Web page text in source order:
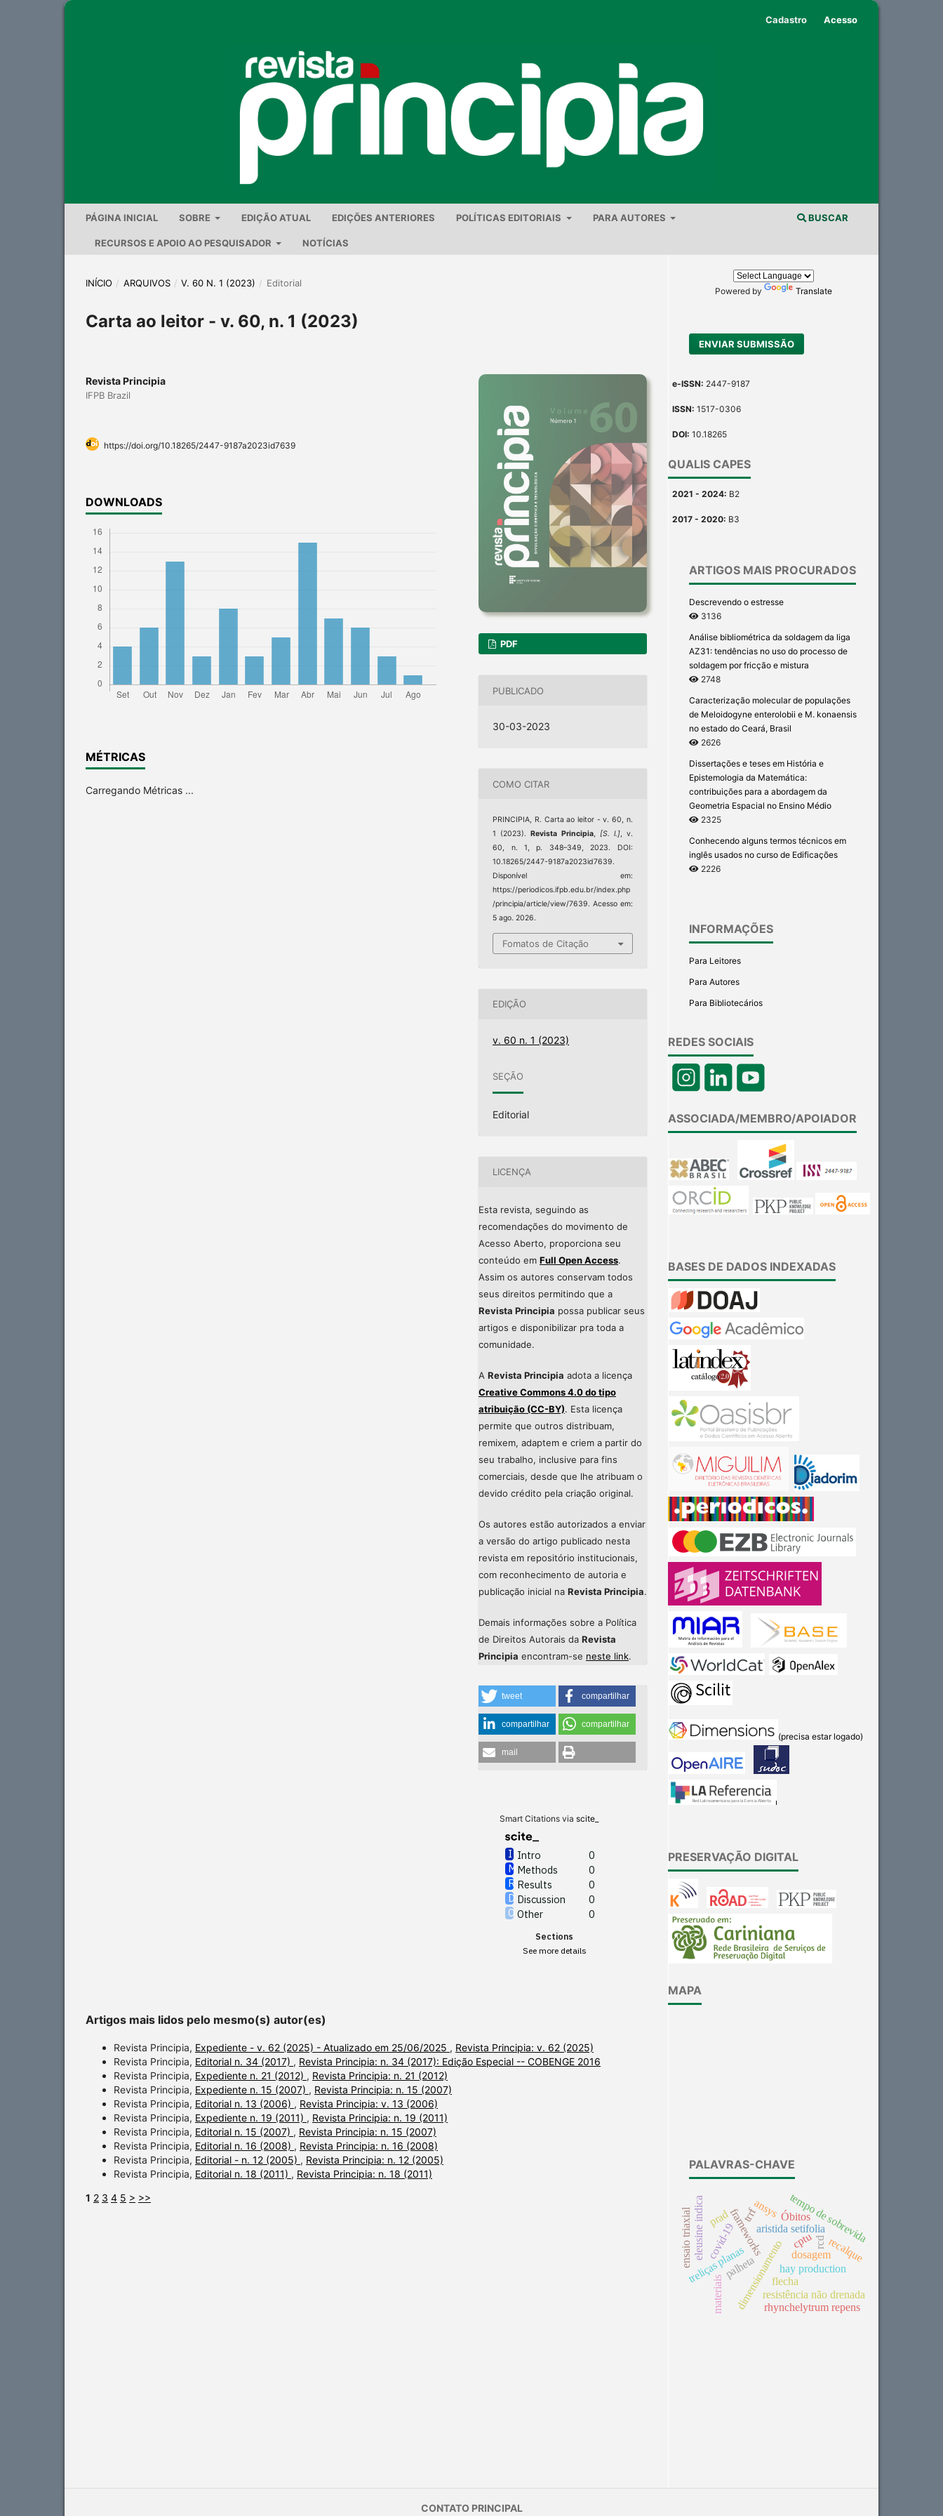
PÁGINA INICIAL SOBRE EDIÇÃO ATUAL EDIÇÕES ANTERIORES POLÍTICAS EDITORIAIS PARA AUTORES
RECURSOS E APOIO AO PESQUISADOR NOTÍCIAS
BUSCAR
Cadastro Acesso
INÍCIO / ARQUIVOS / V. 60 N. 1 (2023) / Editorial
Carta ao leitor - v. 60, n. 1 (2023)
Revista Principia
IFPB Brazil
https://doi.org/10.18265/2447-9187a2023id7639
DOWNLOADS
MÉTRICAS
Carregando Métricas ...
PDF
PUBLICADO
30-03-2023
COMO CITAR
PRINCIPIA, R. Carta ao leitor - v. 60, n.
1 (2023).Revista Principia, [S. l.], v.
60, n. 1, p. 348–349, 2023. DOI:
10.18265/2447-9187a2023id7639.
Disponível em:
https://periodicos.ifpb.edu.br/index.php
/principia/article/view/7639. Acesso em:
5 ago. 2026.
Fomatos de Citação
EDIÇÃO
v. 60 n. 1 (2023)
SEÇÃO
Editorial
LICENÇA
Esta revista, seguindo as
recomendações do movimento de
Acesso Aberto, proporciona seu
conteúdo em Full Open Access.
Assim os autores conservam todos
seus direitos permitindo que a
Revista Principia possa publicar seus
artigos e disponibilizar pra toda a
comunidade.
A Revista Principia adota a licença
Creative Commons 4.0 do tipo
atribuição (CC-BY). Esta licença
permite que outros distribuam,
remixem, adaptem e criem a partir do
seu trabalho, inclusive para fins
comerciais, desde que lhe atribuam o
devido crédito pela criação original.
Os autores estão autorizados a enviar
a versão do artigo publicado nesta
revista em repositório institucionais,
com reconhecimento de autoria e
publicação inicial na Revista Principia.
Demais informações sobre a Política
de Direitos Autorais da Revista
Principia encontram-se neste link.
tweet compartilhar
compartilhar compartilhar
mail
Smart Citations via scite_
Intro
0
Methods
0
Results
0
Discussion
0
Other
0
Sections
See more details
0
Methods
0
Results
0
Discussion
0
scite.ai
Scite shows how a scientific
paper has been cited by
providing the context of the
describing whether it
supports, mentions, or
Artigos mais lidos pelo mesmo(s) autor(es)
Revista Principia, Expediente - v. 62 (2025) - Atualizado em 25/06/2025 , Revista Principia: v. 62 (2025)
Revista Principia, Editorial n. 34 (2017) , Revista Principia: n. 34 (2017): Edição Especial -- COBENGE 2016
Revista Principia, Expediente n. 21 (2012) , Revista Principia: n. 21 (2012)
Revista Principia, Expediente n. 15 (2007) , Revista Principia: n. 15 (2007)
Revista Principia, Editorial n. 13 (2006) , Revista Principia: v. 13 (2006)
Revista Principia, Expediente n. 19 (2011) , Revista Principia: n. 19 (2011)
Revista Principia, Editorial n. 15 (2007) , Revista Principia: n. 15 (2007)
Revista Principia, Editorial n. 16 (2008) , Revista Principia: n. 16 (2008)
Revista Principia, Editorial - n. 12 (2005) , Revista Principia: n. 12 (2005)
Revista Principia, Editorial n. 18 (2011) , Revista Principia: n. 18 (2011)
1 2 3 4 5 > >>
Powered by Translate
ENVIAR SUBMISSÃO
e-ISSN: 2447-9187
ISSN: 1517-0306
DOI: 10.18265
QUALIS CAPES
2021 - 2024: B2
2017 - 2020: B3
ARTIGOS MAIS PROCURADOS
Descrevendo o estresse
3136
Análise bibliométrica da soldagem da liga
AZ31: tendências no uso do processo de
soldagem por fricção e mistura
2748
Caracterização molecular de populações
de Meloidogyne enterolobii e M. konaensis
no estado do Ceará, Brasil
2626
Dissertações e teses em História e
Epistemologia da Matemática:
contribuições para a abordagem da
Geometria Espacial no Ensino Médio
2325
Conhecendo alguns termos técnicos em
inglês usados no curso de Edificações
2226
INFORMAÇÕES
Para Leitores
Para Autores
Para Bibliotecários
REDES SOCIAIS
ASSOCIADA/MEMBRO/APOIADOR
BASES DE DADOS INDEXADAS
(precisa estar logado)
PRESERVAÇÃO DIGITAL
MAPA
PALAVRAS-CHAVE
frameworksaristida setifolia
dimensionamento
treliças planas
cptu
palheta
resistência não drenada
trrf tempo de sobrevida
Óbitos
covid-19 dosagem
eleusine indica
hay production
rhynchelytrum repens
ansys
flecha
rcd
ensaio triaxial prad
recalque
materiais
CONTATO PRINCIPAL